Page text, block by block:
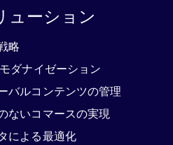
ューション
略
ダナイゼーション
バルコンテンツの管理
ないコマースの実現
による最適化